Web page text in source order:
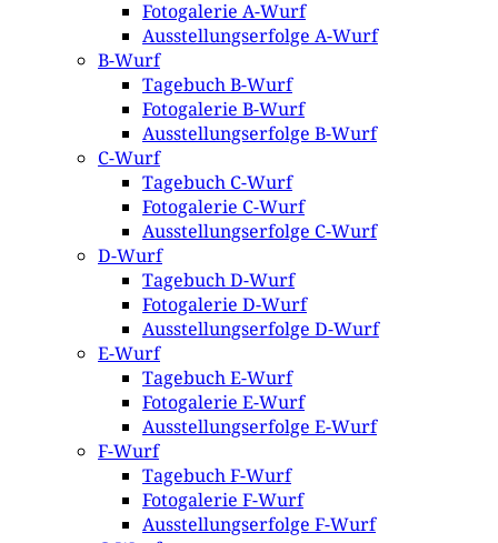
Fotogalerie A-Wurf
Ausstellungserfolge A-Wurf
B-Wurf
Tagebuch B-Wurf
Fotogalerie B-Wurf
Ausstellungserfolge B-Wurf
C-Wurf
Tagebuch C-Wurf
Fotogalerie C-Wurf
Ausstellungserfolge C-Wurf
D-Wurf
Tagebuch D-Wurf
Fotogalerie D-Wurf
Ausstellungserfolge D-Wurf
E-Wurf
Tagebuch E-Wurf
Fotogalerie E-Wurf
Ausstellungserfolge E-Wurf
F-Wurf
Tagebuch F-Wurf
Fotogalerie F-Wurf
Ausstellungserfolge F-Wurf